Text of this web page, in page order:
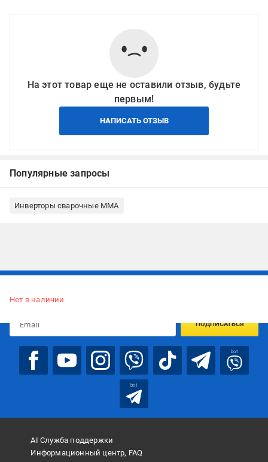
На этот товар еще не оставили отзыв, будьте
первым!
НАПИСАТЬ ОТЗЫВ
Популярные запросы
Инверторы сварочные ММА
Нет в наличии
ПОДПИСАТЬСЯ
bot
bot
AI Служба поддержки
Информационный центр, FAQ